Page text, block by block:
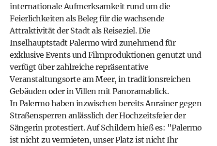
internationale Aufmerksamkeit rund um die
Feierlichkeiten als Beleg für die wachsende
Attraktivität der Stadt als Reiseziel. Die
Inselhauptstadt Palermo wird zunehmend für
exklusive Events und Filmproduktionen genutzt und
verfügt über zahlreiche repräsentative
Veranstaltungsorte am Meer, in traditionsreichen
Gebäuden oder in Villen mit Panoramablick.
In Palermo haben inzwischen bereits Anrainer gegen
Straßensperren anlässlich der Hochzeitsfeier der
Sängerin protestiert. Auf Schildern hieß es: "Palermo
ist nicht zu vermieten, unser Platz ist nicht Ihr